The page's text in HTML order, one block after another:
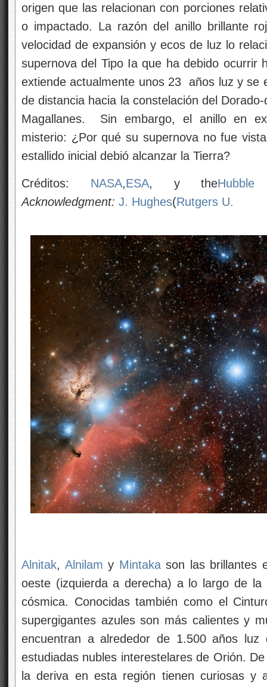
origen que las relacionan con porciones
o impactado. La razón del anillo brillante
velocidad de expansión y ecos de luz lo
supernova del Tipo Ia que ha debido ocurrir
extiende actualmente unos 23 años luz y se
de distancia hacia la constelación del
Magallanes. Sin embargo, el anillo en
misterio: ¿Por qué su supernova no fue
estallido inicial debió alcanzar la Tierra?
Créditos: NASA,ESA, y theHubble
Acknowledgment: J. Hughes(Rutgers U.
Alnitak, Alnilam y Mintakason las brillantes
oeste (izquierda a derecha) a lo largo de la
cósmica. Conocidas también como el
supergigantes azules son más calientes y
encuentran a alrededor de 1.500 años
estudiadas nubles interestelares de Orión.
la deriva en esta región tienen curiosas y